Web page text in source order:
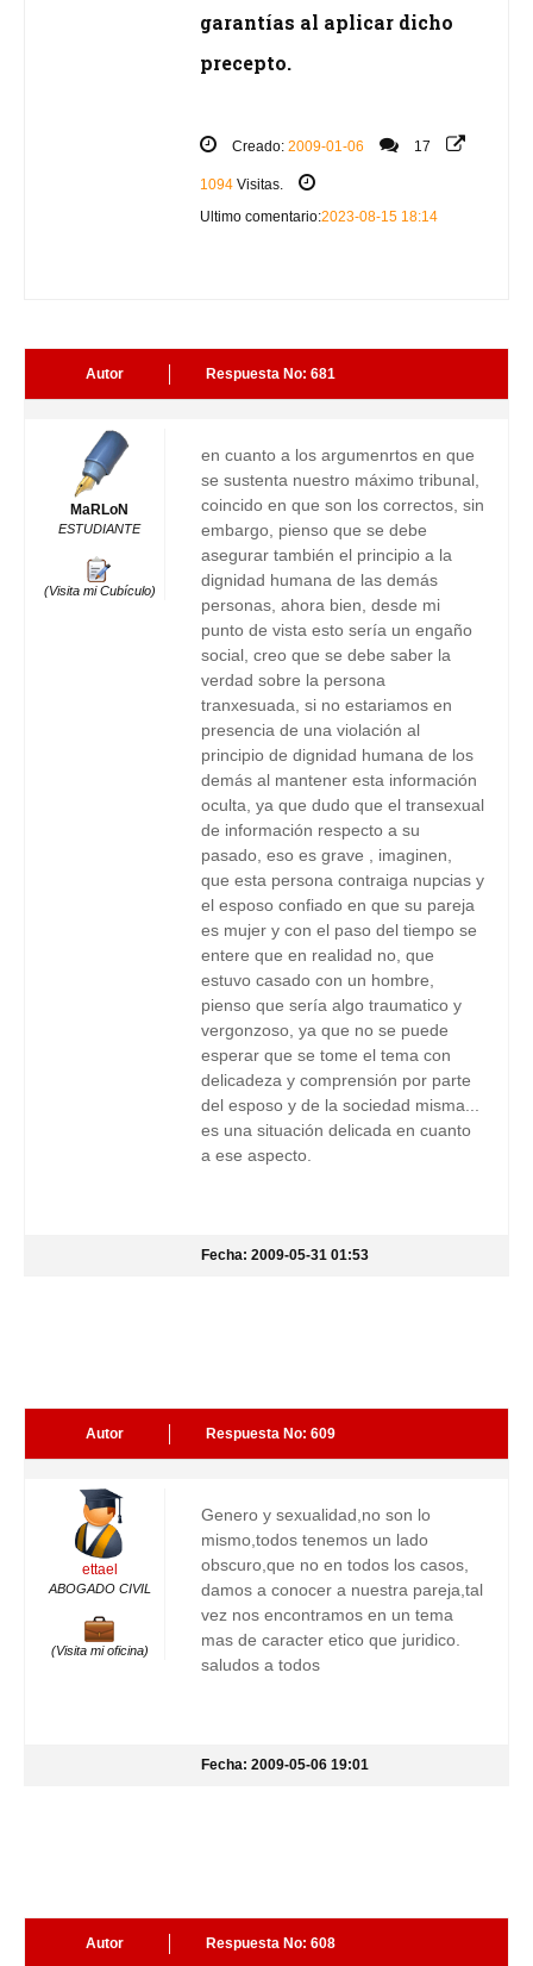
garantías al aplicar dicho
precepto.
Creado: 2009-01-06 17
1094 Visitas.
Ultimo comentario:2023-08-15 18:14
Autor Respuesta No: 681
MaRLoN
ESTUDIANTE
(Visita mi Cubículo)
en cuanto a los argumenrtos en que
se sustenta nuestro máximo tribunal,
coincido en que son los correctos, sin
embargo, pienso que se debe
asegurar también el principio a la
dignidad humana de las demás
personas, ahora bien, desde mi
punto de vista esto sería un engaño
social, creo que se debe saber la
verdad sobre la persona
tranxesuada, si no estariamos en
presencia de una violación al
principio de dignidad humana de los
demás al mantener esta información
oculta, ya que dudo que el transexual
de información respecto a su
pasado, eso es grave , imaginen,
que esta persona contraiga nupcias y
el esposo confiado en que su pareja
es mujer y con el paso del tiempo se
entere que en realidad no, que
estuvo casado con un hombre,
pienso que sería algo traumatico y
vergonzoso, ya que no se puede
esperar que se tome el tema con
delicadeza y comprensión por parte
del esposo y de la sociedad misma...
es una situación delicada en cuanto
a ese aspecto.
Fecha: 2009-05-31 01:53
Autor Respuesta No: 609
ettael
ABOGADO CIVIL
(Visita mi oficina)
Genero y sexualidad,no son lo
mismo,todos tenemos un lado
obscuro,que no en todos los casos,
damos a conocer a nuestra pareja,tal
vez nos encontramos en un tema
mas de caracter etico que juridico.
saludos a todos
Fecha: 2009-05-06 19:01
Autor Respuesta No: 608